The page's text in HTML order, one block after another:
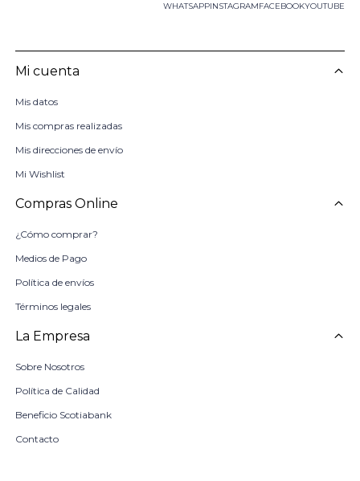
WHATSAPP FACEBOOKYOUTUBE
INSTAGRAM
Mi cuenta
Mis datos
Mis compras realizadas
Mis direcciones de envío
Mi Wishlist
Compras Online
¿Cómo comprar?
Medios de Pago
Política de envíos
Términos legales
La Empresa
Sobre Nosotros
Política de Calidad
Beneficio Scotiabank
Contacto